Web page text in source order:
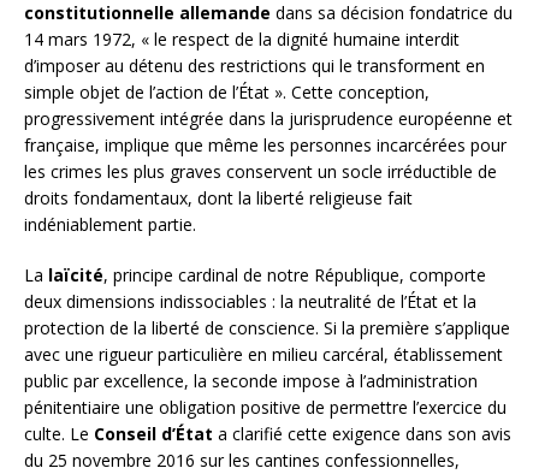
constitutionnelle allemande dans sa décision fondatrice du
14 mars 1972, « le respect de la dignité humaine interdit
d’imposer au détenu des restrictions qui le transforment en
simple objet de l’action de l’État ». Cette conception,
progressivement intégrée dans la jurisprudence européenne et
française, implique que même les personnes incarcérées pour
les crimes les plus graves conservent un socle irréductible de
droits fondamentaux, dont la liberté religieuse fait
indéniablement partie.
La laïcité, principe cardinal de notre République, comporte
deux dimensions indissociables : la neutralité de l’État et la
protection de la liberté de conscience. Si la première s’applique
avec une rigueur particulière en milieu carcéral, établissement
public par excellence, la seconde impose à l’administration
pénitentiaire une obligation positive de permettre l’exercice du
culte. Le Conseil d’État a clarifié cette exigence dans son avis
du 25 novembre 2016 sur les cantines confessionnelles,